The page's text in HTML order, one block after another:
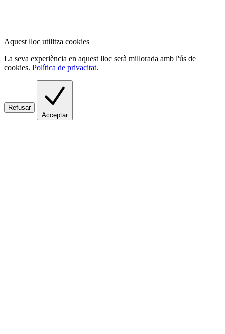
Aquest lloc utilitza cookies
La seva experiència en aquest lloc serà millorada amb l'ús de
cookies. Política de privacitat.
Refusar
Acceptar